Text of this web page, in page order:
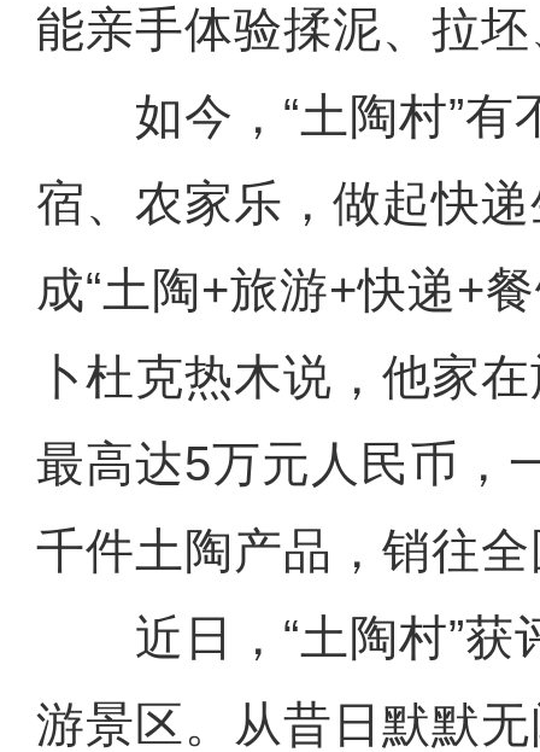
能亲手体验揉泥、拉
如今，“土陶村”有
宿、农家乐，做起快
成“土陶+旅游+快递+
卜杜克热木说，他家
最高达5万元人民币，
千件土陶产品，销往
近日，“土陶村”获
游景区。从昔日默默